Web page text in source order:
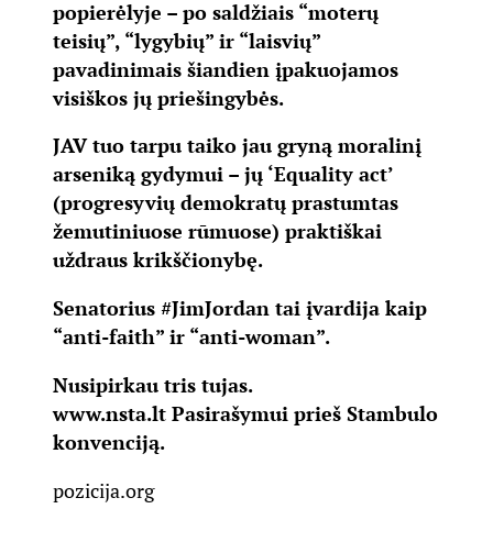
popierėlyje – po saldžiais “moterų
teisių”, “lygybių” ir “laisvių”
pavadinimais šiandien įpakuojamos
visiškos jų priešingybės.
JAV tuo tarpu taiko jau gryną moralinį
arseniką gydymui – jų ‘Equality act’
(progresyvių demokratų prastumtas
žemutiniuose rūmuose) praktiškai
uždraus krikščionybę.
Senatorius #JimJordan tai įvardija kaip
“anti-faith” ir “anti-woman”.
Nusipirkau tris tujas.
www.nsta.lt Pasirašymui prieš Stambulo
konvenciją.
pozicija.org